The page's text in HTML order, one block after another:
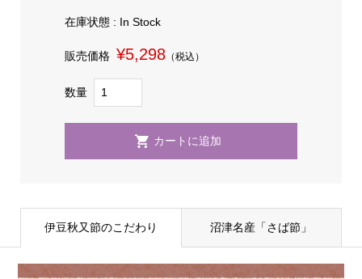
在庫状態 : In Stock
販売価格 ¥5,298（税込）
数量
伊豆秋又節のこだわり 沼津名産「さば節」